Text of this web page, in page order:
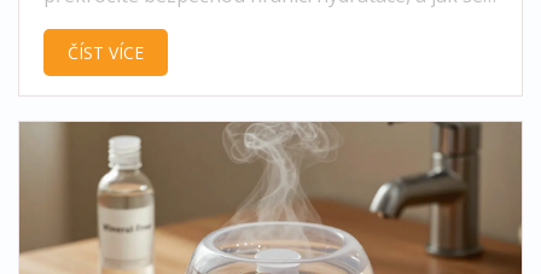
vyhnout otravě vodou.
ČÍST VÍCE